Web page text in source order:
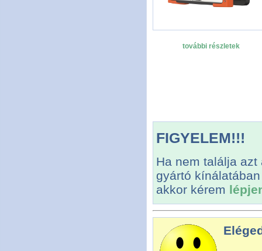
további részletek
FIGYELEM!!!
Ha nem találja
gyártó
akkor kérem